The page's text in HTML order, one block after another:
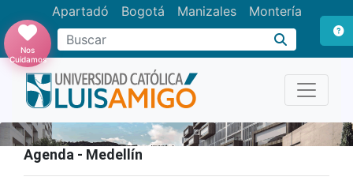
Apartadó Bogotá Manizales Montería
Buscar
Nos
Cuidamos
Agenda - Medellín